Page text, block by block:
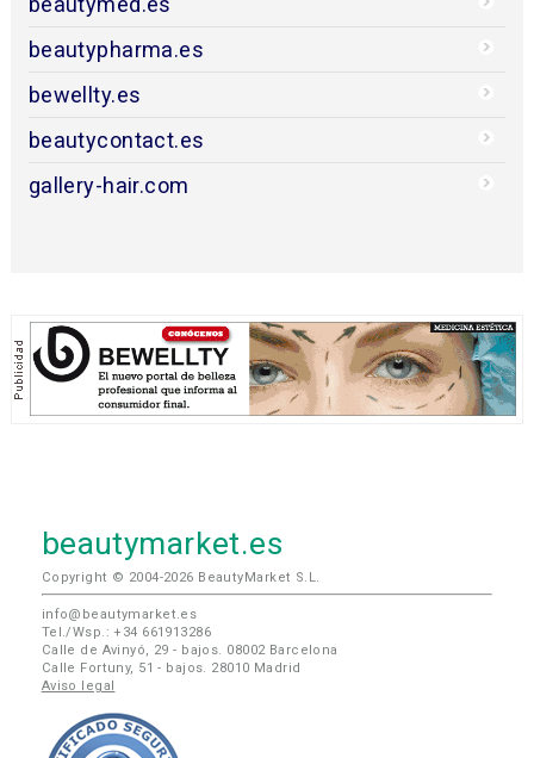
beautypharma.es
bewellty.es
beautycontact.es
gallery-hair.com
beautymarket.es
Copyright © 2004-2026 BeautyMarket S.L.
info@beautymarket.es
Tel./Wsp.: +34 661913286
Calle de Avinyó, 29 - bajos. 08002 Barcelona
Calle Fortuny, 51 - bajos. 28010 Madrid
Aviso legal